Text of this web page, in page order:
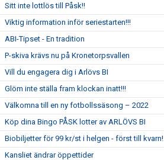
Sitt inte lottlös till Påsk!!
Viktig information inför seriestarten!!!
ABI-Tipset - En tradition
P-skiva krävs nu på Kronetorpsvallen
Vill du engagera dig i Arlövs BI
Glöm inte ställa fram klockan inatt!!!
Välkomna till en ny fotbollssäsong – 2022
Köp dina Bingo PÅSK lotter av ARLÖVS BI
Biobiljetter för 99 kr/st i helgen - först till kvarn!
Kansliet ändrar öppettider